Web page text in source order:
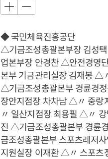
◆ 국민체육진흥공단
△기금조성총괄본부장 김성
업본부장 안경찬 △안전경영
본부 기금관리실장 김재봉 △
△기금조성총괄본부 경륜경
장안지점장 차차남 △〃 중
〃 일산지점장 최용필 △〃
진 △기금조성총괄본부 경륜
금조성총괄본부 스포츠레저
지원실장 이재환 △〃 스포츠